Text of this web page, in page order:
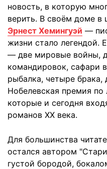
новость, в которую
верить. В своём доме в
Эрнест Хемингуэй —
жизни стало легендой.
— две мировые войны,
командировок, сафари
рыбалка, четыре брака,
Нобелевская премия по
которые и сегодня
романов ХХ века.
Для большинства
остался автором
густой бородой,